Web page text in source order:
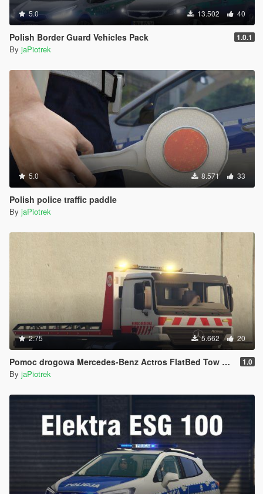
5.0 13.502 40
Polish Border Guard Vehicles Pack 1.0.1
By jaPiotrek
5.0 8.571 33
Polish police traffic paddle
By jaPiotrek
2.75 5.662 20
Pomoc drogowa Mercedes-Benz Actros FlatBed Tow Truck 1.0
By jaPiotrek